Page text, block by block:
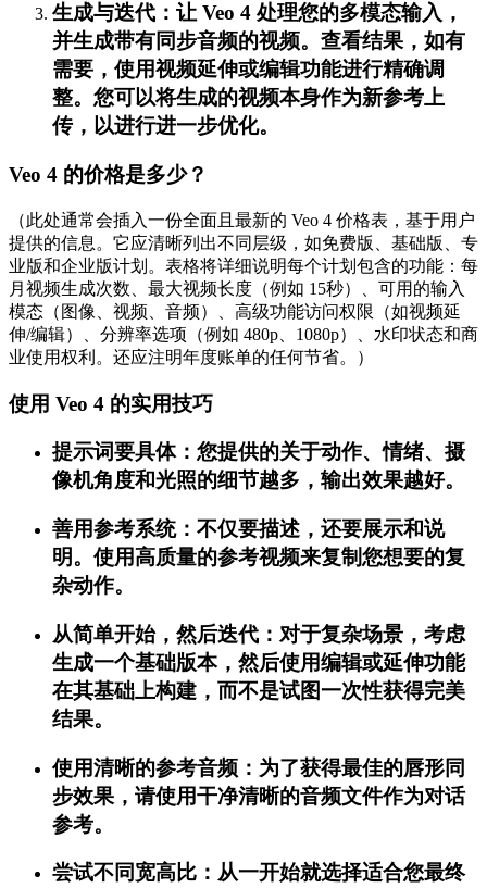
生成与迭代：让 Veo 4 处理您的多模态输入，
并生成带有同步音频的视频。查看结果，如有
需要，使用视频延伸或编辑功能进行精确调
整。您可以将生成的视频本身作为新参考上
传，以进行进一步优化。
Veo 4 的价格是多少？
（此处通常会插入一份全面且最新的 Veo 4 价格表，基于用户
提供的信息。它应清晰列出不同层级，如免费版、基础版、专
业版和企业版计划。表格将详细说明每个计划包含的功能：每
月视频生成次数、最大视频长度（例如 15秒）、可用的输入
模态（图像、视频、音频）、高级功能访问权限（如视频延
伸/编辑）、分辨率选项（例如 480p、1080p）、水印状态和商
业使用权利。还应注明年度账单的任何节省。）
使用 Veo 4 的实用技巧
提示词要具体：您提供的关于动作、情绪、摄
像机角度和光照的细节越多，输出效果越好。
善用参考系统：不仅要描述，还要展示和说
明。使用高质量的参考视频来复制您想要的复
杂动作。
从简单开始，然后迭代：对于复杂场景，考虑
生成一个基础版本，然后使用编辑或延伸功能
在其基础上构建，而不是试图一次性获得完美
结果。
使用清晰的参考音频：为了获得最佳的唇形同
步效果，请使用干净清晰的音频文件作为对话
参考。
尝试不同宽高比：从一开始就选择适合您最终